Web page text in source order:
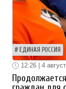
ЕДИНАЯ РОССИЯ
12:26 | 4